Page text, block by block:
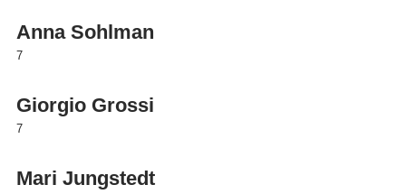
Anna Sohlman
7
Giorgio Grossi
7
Mari Jungstedt